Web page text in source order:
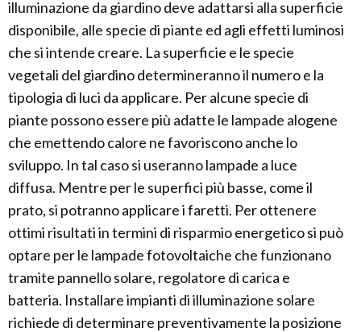
illuminazione da giardino deve adattarsi alla superficie
disponibile, alle specie di piante ed agli effetti luminosi
che si intende creare. La superficie e le specie
vegetali del giardino determineranno il numero e la
tipologia di luci da applicare. Per alcune specie di
piante possono essere più adatte le lampade alogene
che emettendo calore ne favoriscono anche lo
sviluppo. In tal caso si useranno lampade a luce
diffusa. Mentre per le superfici più basse, come il
prato, si potranno applicare i faretti. Per ottenere
ottimi risultati in termini di risparmio energetico si può
optare per le lampade fotovoltaiche che funzionano
tramite pannello solare, regolatore di carica e
batteria. Installare impianti di illuminazione solare
richiede di determinare preventivamente la posizione